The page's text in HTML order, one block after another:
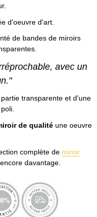
d'oeuvre d'art.
de bandes de miroirs
avec un
transparente et d'une
de qualité une oeuvre
complète de miroir
davantage.